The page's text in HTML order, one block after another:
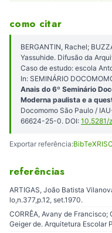
como citar
BERGANTIN, Rachel;
Yassuhide. Difusão da
Caso de estudo: escola
In: SEMINÁRIO
Anais do 6º Seminário
Moderna paulista e a
Docomomo São Paulo /
66624-25-0. DOI: 10.5281/
Exportar referência:BibTeXRIS
referências
ARTIGAS, João Batista
lo,n.377,p.12, set.1970.
CORRÊA, Avany de Francisco;
Geiger de. Arquitetura Escolar